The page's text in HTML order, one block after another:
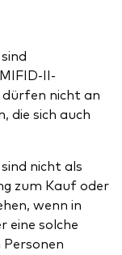
II-
nicht an
die sich auch
nicht als
zum Kauf oder
wenn in
eine solche